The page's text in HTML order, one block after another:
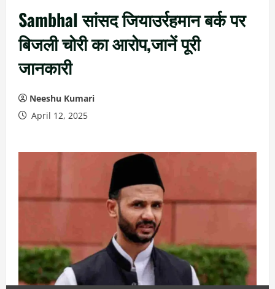
Sambhal सांसद जियाउर्रहमान बर्क पर
बिजली चोरी का आरोप,जानें पूरी
जानकारी
Neeshu Kumari
April 12, 2025